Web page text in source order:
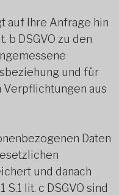
auf Ihre Anfrage hin
b DSGVO zu den
und für
aus
Daten
und danach
lit. c DSGVO sind